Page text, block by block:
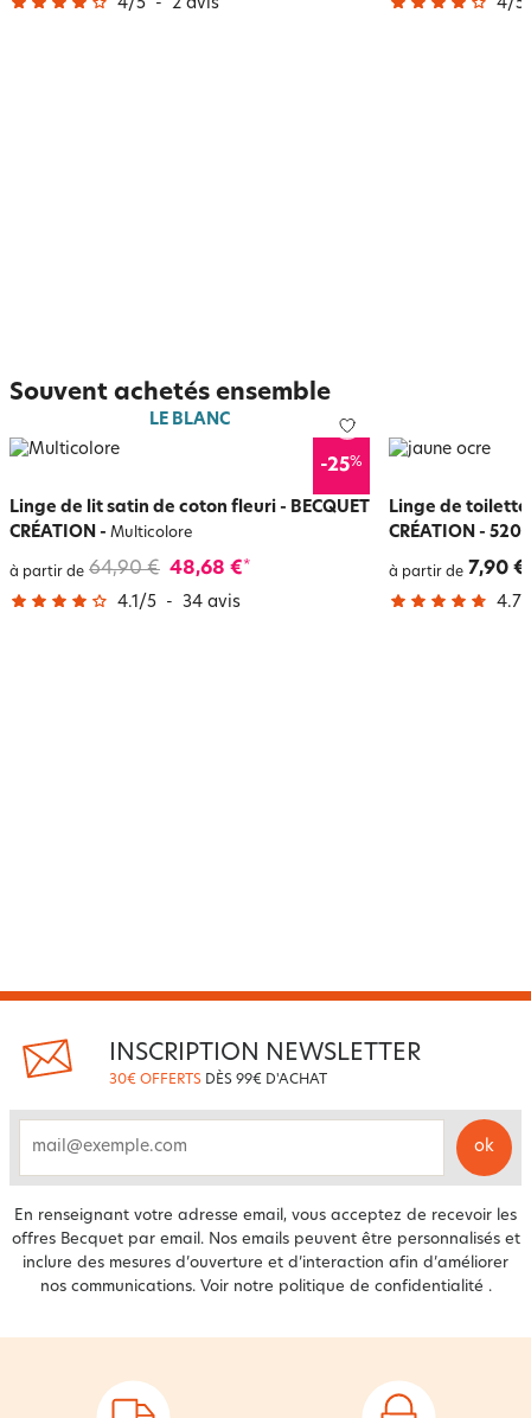
4/5 - 2 avis 4/5
Souvent achetés ensemble
LE BLANC
-25%
Linge de lit satin de coton fleuri - BECQUET
CRÉATION - Multicolore
à partir de 64,90 € 48,68 €*
4.1 /5 - 34 avis
Linge de toilette
CRÉATION - 520
à partir de 7,90 €
4.7
INSCRIPTION NEWSLETTER
30€ OFFERTS DÈS 99€ D'ACHAT
ok
En renseignant votre adresse email, vous acceptez de recevoir les
offres Becquet par email. Nos emails peuvent être personnalisés et
inclure des mesures d’ouverture et d’interaction afin d’améliorer
nos communications. Voir notre politique de confidentialité .